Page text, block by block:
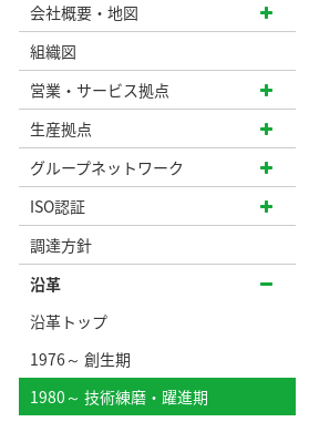
会社概要・地図
組織図
営業・サービス拠点
生産拠点
グループネットワーク
ISO認証
調達方針
沿革
沿革トップ
1976～ 創生期
1980～ 技術練磨・躍進期